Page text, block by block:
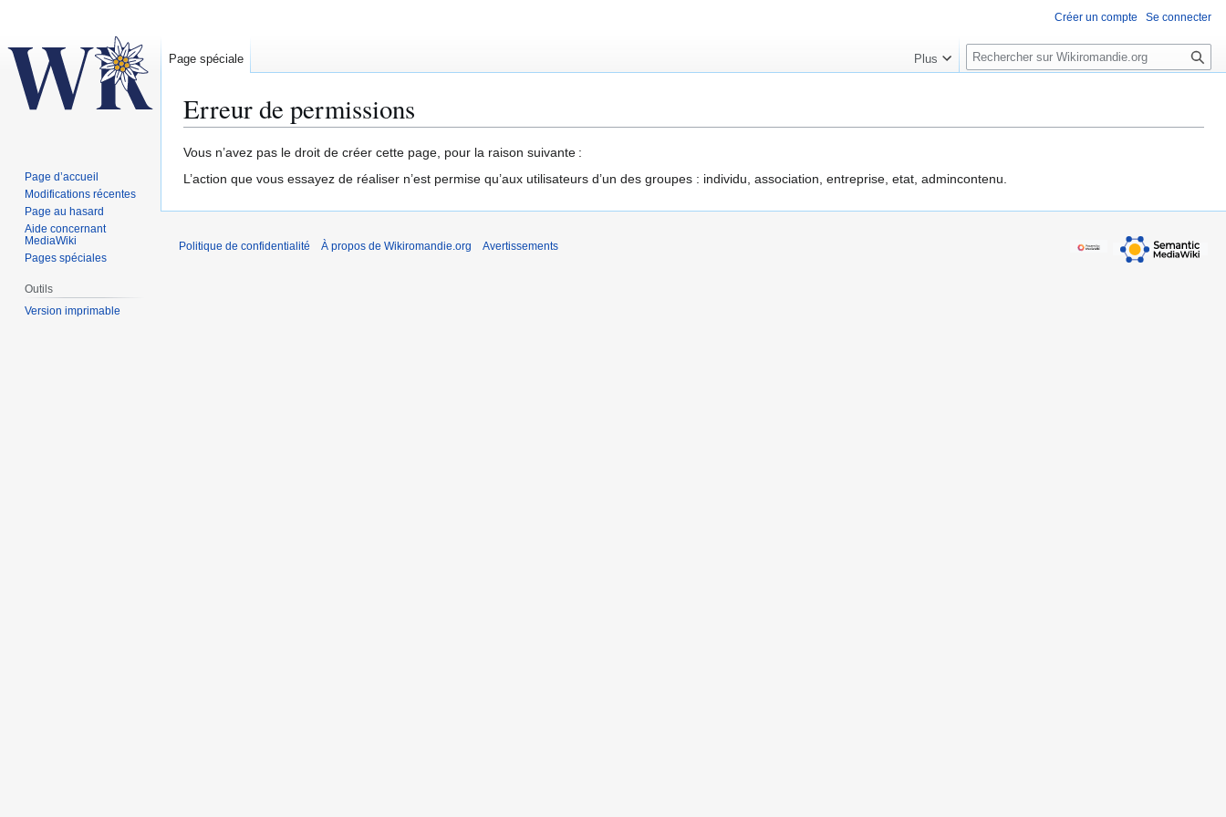
Erreur de permissions
Aller
à
navigation
Aller
à
recherche
Vous n’avez pas le droit de créer cette page, pour la raison suivante :
L’action que vous essayez de réaliser n’est permise qu’aux utilisateurs d’un des groupes : individu, association, entreprise, etat, admincontenu.
Créer un compte Se connecter
Page spéciale Plus
R
e
e
c
Page d’accueil
Modifications récentes
Page au hasard
Aide concernant
MediaWiki
Pages spéciales
Outils
Version imprimable
Politique de confidentialité À propos de Wikiromandie.org Avertissements